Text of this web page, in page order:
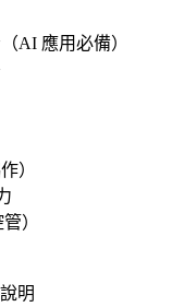
應用必備）
）
）
明